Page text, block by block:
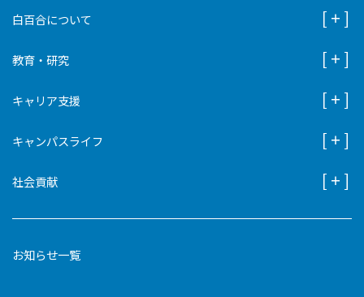
白百合について
教育・研究
キャリア支援
キャンパスライフ
社会貢献
お知らせ一覧